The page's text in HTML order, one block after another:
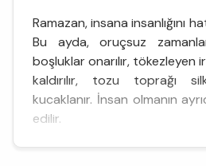
Ramazan, insana insanlığını
Bu ayda, oruçsuz
boşluklar onarılır,
kaldırılır, tozu toprağı
kucaklanır. İnsan olmanın
edilir.